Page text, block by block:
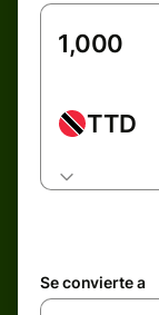
TTD
Se convierte a